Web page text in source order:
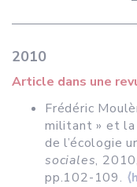
2010
Article dans une
Frédéric
militant » et la
de l’écologie
sociales,
pp.102-109.